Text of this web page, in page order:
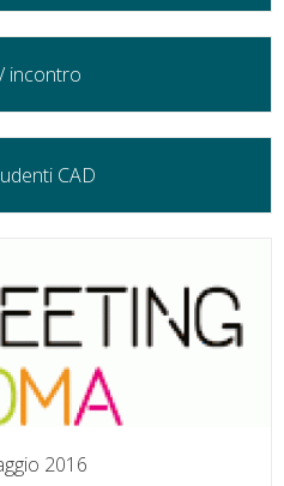
incontro
CAD
2016